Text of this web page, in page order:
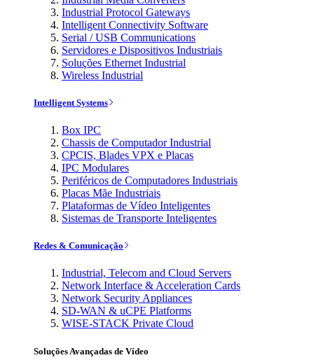
Industrial Protocol Gateways
Intelligent Connectivity Software
Serial / USB Communications
Servidores e Dispositivos Industriais
Soluções Ethernet Industrial
Wireless Industrial
Intelligent Systems
Box IPC
Chassis de Computador Industrial
CPCIS, Blades VPX e Placas
IPC Modulares
Periféricos de Computadores Industriais
Placas Mãe Industriais
Plataformas de Vídeo Inteligentes
Sistemas de Transporte Inteligentes
Redes & Comunicação
Industrial, Telecom and Cloud Servers
Network Interface & Acceleration Cards
Network Security Appliances
SD-WAN & uCPE Platforms
WISE-STACK Private Cloud
Soluções Avançadas de Vídeo